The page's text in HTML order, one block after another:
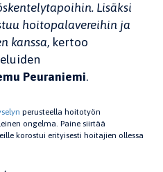
Lisäksi
hoitopalavereihin ja
kanssa, kertoo
Peuraniemi.
perusteella hoitotyön
ongelma. Paine siirtää
korostui erityisesti hoitajien ollessa